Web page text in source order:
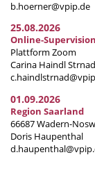
b.hoerner@vpip.de
25.08.2026
Online-
Plattform Zoom
Carina Haindl Strnad
01.09.2026
Region Saarland
66687 Wadern-
Doris Haupenthal